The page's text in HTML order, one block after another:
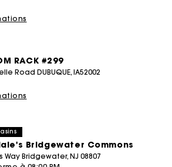
RACK #299
Road DUBUQUE, IA52002
Bridgewater Commons
Way Bridgewater, NJ 08807